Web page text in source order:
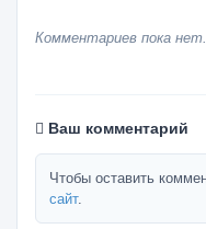
Комментариев пока
Ваш комментарий
Чтобы оставить
сайт.